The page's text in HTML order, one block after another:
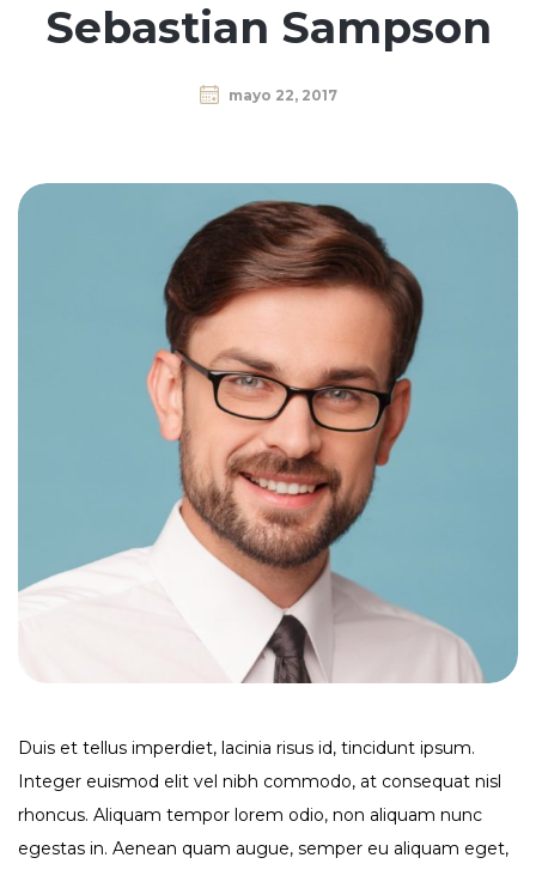
Sebastian Sampson
mayo 22, 2017
Duis et tellus imperdiet, lacinia risus id, tincidunt ipsum.
Integer euismod elit vel nibh commodo, at consequat nisl
rhoncus. Aliquam tempor lorem odio, non aliquam nunc
egestas in. Aenean quam augue, semper eu aliquam eget,